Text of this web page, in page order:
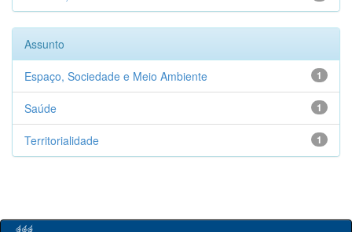
Assunto
1
Espaço, Sociedade e Meio Ambiente
1
Saúde
1
Territorialidade